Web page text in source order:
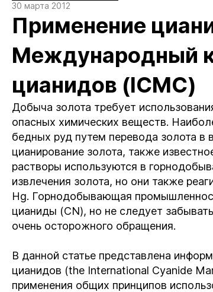
30 марта 2012
Применение
Международный
цианидов (ICMC)
Добыча золота требует
опасных химических веществ.
бедных руд путем перевода золота в
цианирование золота, также
растворы используются в
извлечения золота, но они также
Hg. Горнодобывающая
цианиды (CN), но не следует
очень осторожного обращения.
В данной статье представлена
цианидов (the International Cyanide
применения общих принципов